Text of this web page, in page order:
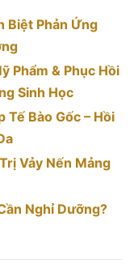
Biệt Phản Ứng
Phẩm & Phục Hồi
Sinh Học
Tế Bào Gốc – Hồi
Vảy Nến Mảng
Nghỉ Dưỡng?